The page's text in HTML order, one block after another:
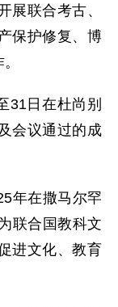
展联合考古、
保护修复、博
31日在杜尚别
会议通过的成
年在撒马尔罕
联合国教科文
进文化、教育